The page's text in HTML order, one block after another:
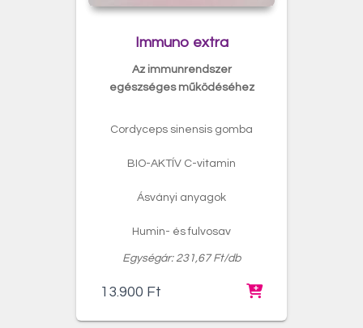
Immuno extra
Az immunrendszer
egészséges működéséhez
Cordyceps sinensis gomba
BIO-AKTÍV C-vitamin
Ásványi anyagok
Humin- és fulvosav
Egységár: 231,67 Ft/db
13.900 Ft